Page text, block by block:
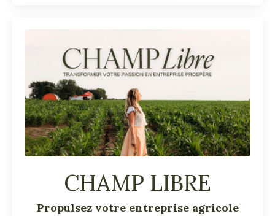
CHAMP LIBRE
Propulsez votre entreprise agricole